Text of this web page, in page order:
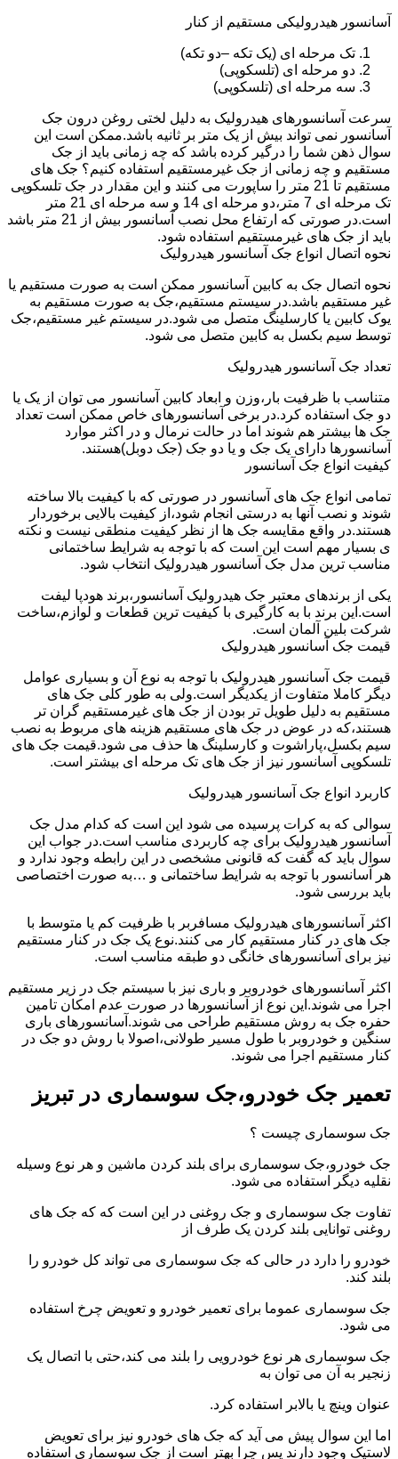
آسانسور هیدرولیکی مستقیم از کنار
تک مرحله ای (یک تکه –دو تکه)
دو مرحله ای (تلسکوپی)
سه مرحله ای (تلسکوپی)
سرعت آسانسورهای هیدرولیک به دلیل لختی روغن درون جک
آسانسور نمی تواند بیش از یک متر بر ثانیه باشد.ممکن است این
سوال ذهن شما را درگیر کرده باشد که چه زمانی باید از جک
مستقیم و چه زمانی از جک غیرمستقیم استفاده کنیم؟ جک های
مستقیم تا 21 متر را ساپورت می کنند و این مقدار در جک تلسکوپی
تک مرحله ای 7 متر،دو مرحله ای 14 و سه مرحله ای 21 متر
است.در صورتی که ارتفاع محل نصب آسانسور بیش از 21 متر باشد
باید از جک های غیرمستقیم استفاده شود.
نحوه اتصال انواع جک آسانسور هیدرولیک
نحوه اتصال جک به کابین آسانسور ممکن است به صورت مستقیم یا
غیر مستقیم باشد.در سیستم مستقیم،جک به صورت مستقیم به
یوک کابین یا کارسلینگ متصل می شود.در سیستم غیر مستقیم،جک
توسط سیم بکسل به کابین متصل می شود.
تعداد جک آسانسور هیدرولیک
متناسب با ظرفیت بار،وزن و ابعاد کابین آسانسور می توان از یک یا
دو جک استفاده کرد.در برخی آسانسورهای خاص ممکن است تعداد
جک ها بیشتر هم شوند اما در حالت نرمال و در اکثر موارد
آسانسورها دارای یک جک و یا دو جک (جک دوبل)هستند.
کیفیت انواع جک آسانسور
تمامی انواع جک های آسانسور در صورتی که با کیفیت بالا ساخته
شوند و نصب آنها به درستی انجام شود،از کیفیت بالایی برخوردار
هستند.در واقع مقایسه جک ها از نظر کیفیت منطقی نیست و نکته
ی بسیار مهم است این است که با توجه به شرایط ساختمانی
مناسب ترین مدل جک آسانسور هیدرولیک انتخاب شود.
یکی از برندهای معتبر جک هیدرولیک آسانسور،برند هودپا لیفت
است.این برند با به کارگیری با کیفیت ترین قطعات و لوازم،ساخت
شرکت بلین آلمان است.
قیمت جک آسانسور هیدرولیک
قیمت جک آسانسور هیدرولیک با توجه به نوع آن و بسیاری عوامل
دیگر کاملا متفاوت از یکدیگر است.ولی به طور کلی جک های
مستقیم به دلیل طویل تر بودن از جک های غیرمستقیم گران تر
هستند،که در عوض در جک های مستقیم هزینه های مربوط به نصب
سیم بکسل،پاراشوت و کارسلینگ ها حذف می شود.قیمت جک های
تلسکوپی آسانسور نیز از جک های تک مرحله ای بیشتر است.
کاربرد انواع جک آسانسور هیدرولیک
سوالی که به کرات پرسیده می شود این است که کدام مدل جک
آسانسور هیدرولیک برای چه کاربردی مناسب است.در جواب این
سوال باید که گفت که قانونی مشخصی در این رابطه وجود ندارد و
هر آسانسور با توجه به شرایط ساختمانی و …به صورت اختصاصی
باید بررسی شود.
اکثر آسانسورهای هیدرولیک مسافربر با ظرفیت کم یا متوسط با
جک های در کنار مستقیم کار می کنند.نوع یک جک در کنار مستقیم
نیز برای آسانسورهای خانگی دو طبقه مناسب است.
اکثر آسانسورهای خودروبر و باری نیز با سیستم جک در زیر مستقیم
اجرا می شوند.این نوع از آسانسورها در صورت عدم امکان تامین
حفره جک به روش مستقیم طراحی می شوند.آسانسورهای باری
سنگین و خودروبر با طول مسیر طولانی،اصولا با روش دو جک در
کنار مستقیم اجرا می شوند.
تعمیر جک خودرو،جک سوسماری در تبریز
جک سوسماری چیست ؟
جک خودرو،جک سوسماری برای بلند کردن ماشین و هر نوع وسیله
نقلیه دیگر استفاده می شود.
تفاوت جک سوسماری و جک روغنی در این است که که جک های
روغنی توانایی بلند کردن یک طرف از
خودرو را دارد در حالی که جک سوسماری می تواند کل خودرو را
بلند کند.
جک سوسماری عموما برای تعمیر خودرو و تعویض چرخ استفاده
می شود.
جک سوسماری هر نوع خودرویی را بلند می کند،حتی با اتصال یک
زنجیر به آن می توان به
عنوان وینچ یا بالابر استفاده کرد.
اما این سوال پیش می آید که جک های خودرو نیز برای تعویض
لاستیک وجود دارند پس چرا بهتر است از جک سوسماری استفاده